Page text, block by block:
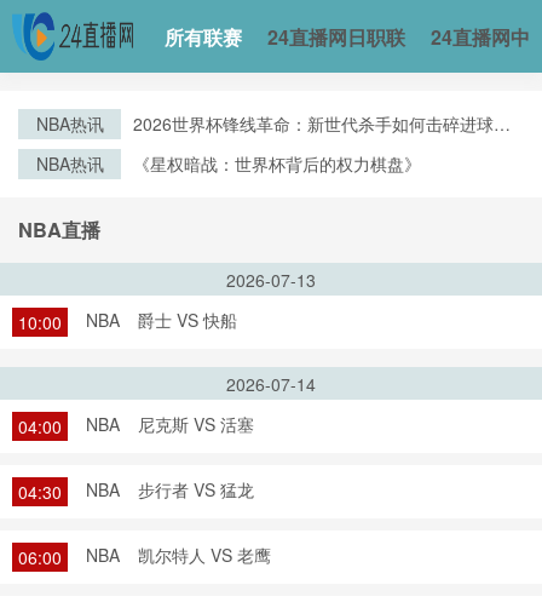
所有联赛 24直播网日职联 24直播网中
NBA热讯
2026世界杯锋线革命：新世代杀手如何击碎进球纪
NBA热讯 《星权暗战：世界杯背后的权力棋盘》
NBA直播
2026-07-13
10:00
NBA 爵士 VS 快船
2026-07-14
04:00
NBA 尼克斯 VS 活塞
04:30 NBA 步行者 VS 猛龙
06:00 NBA 凯尔特人 VS 老鹰